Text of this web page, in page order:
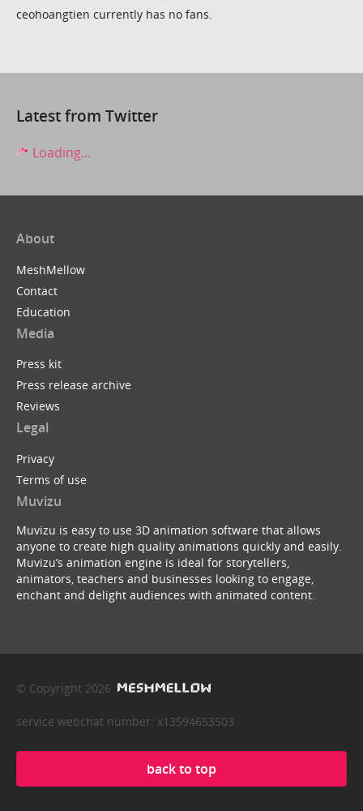
ceohoangtien currently has no fans.
Latest from Twitter
Loading...
About
MeshMellow
Contact
Education
Media
Press kit
Press release archive
Reviews
Legal
Privacy
Terms of use
Muvizu
Muvizu is easy to use 3D animation software that allows
anyone to create high quality animations quickly and easily.
Muvizu’s animation engine is ideal for storytellers,
animators, teachers and businesses looking to engage,
enchant and delight audiences with animated content.
© Copyright 2026
service webchat number: x13594653503
back to top